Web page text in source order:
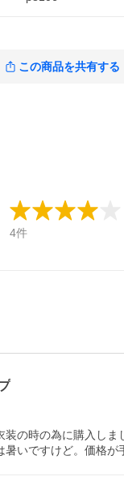
この商品を共有する
4件
装の時の為に購入し
暑いですけど。価格が